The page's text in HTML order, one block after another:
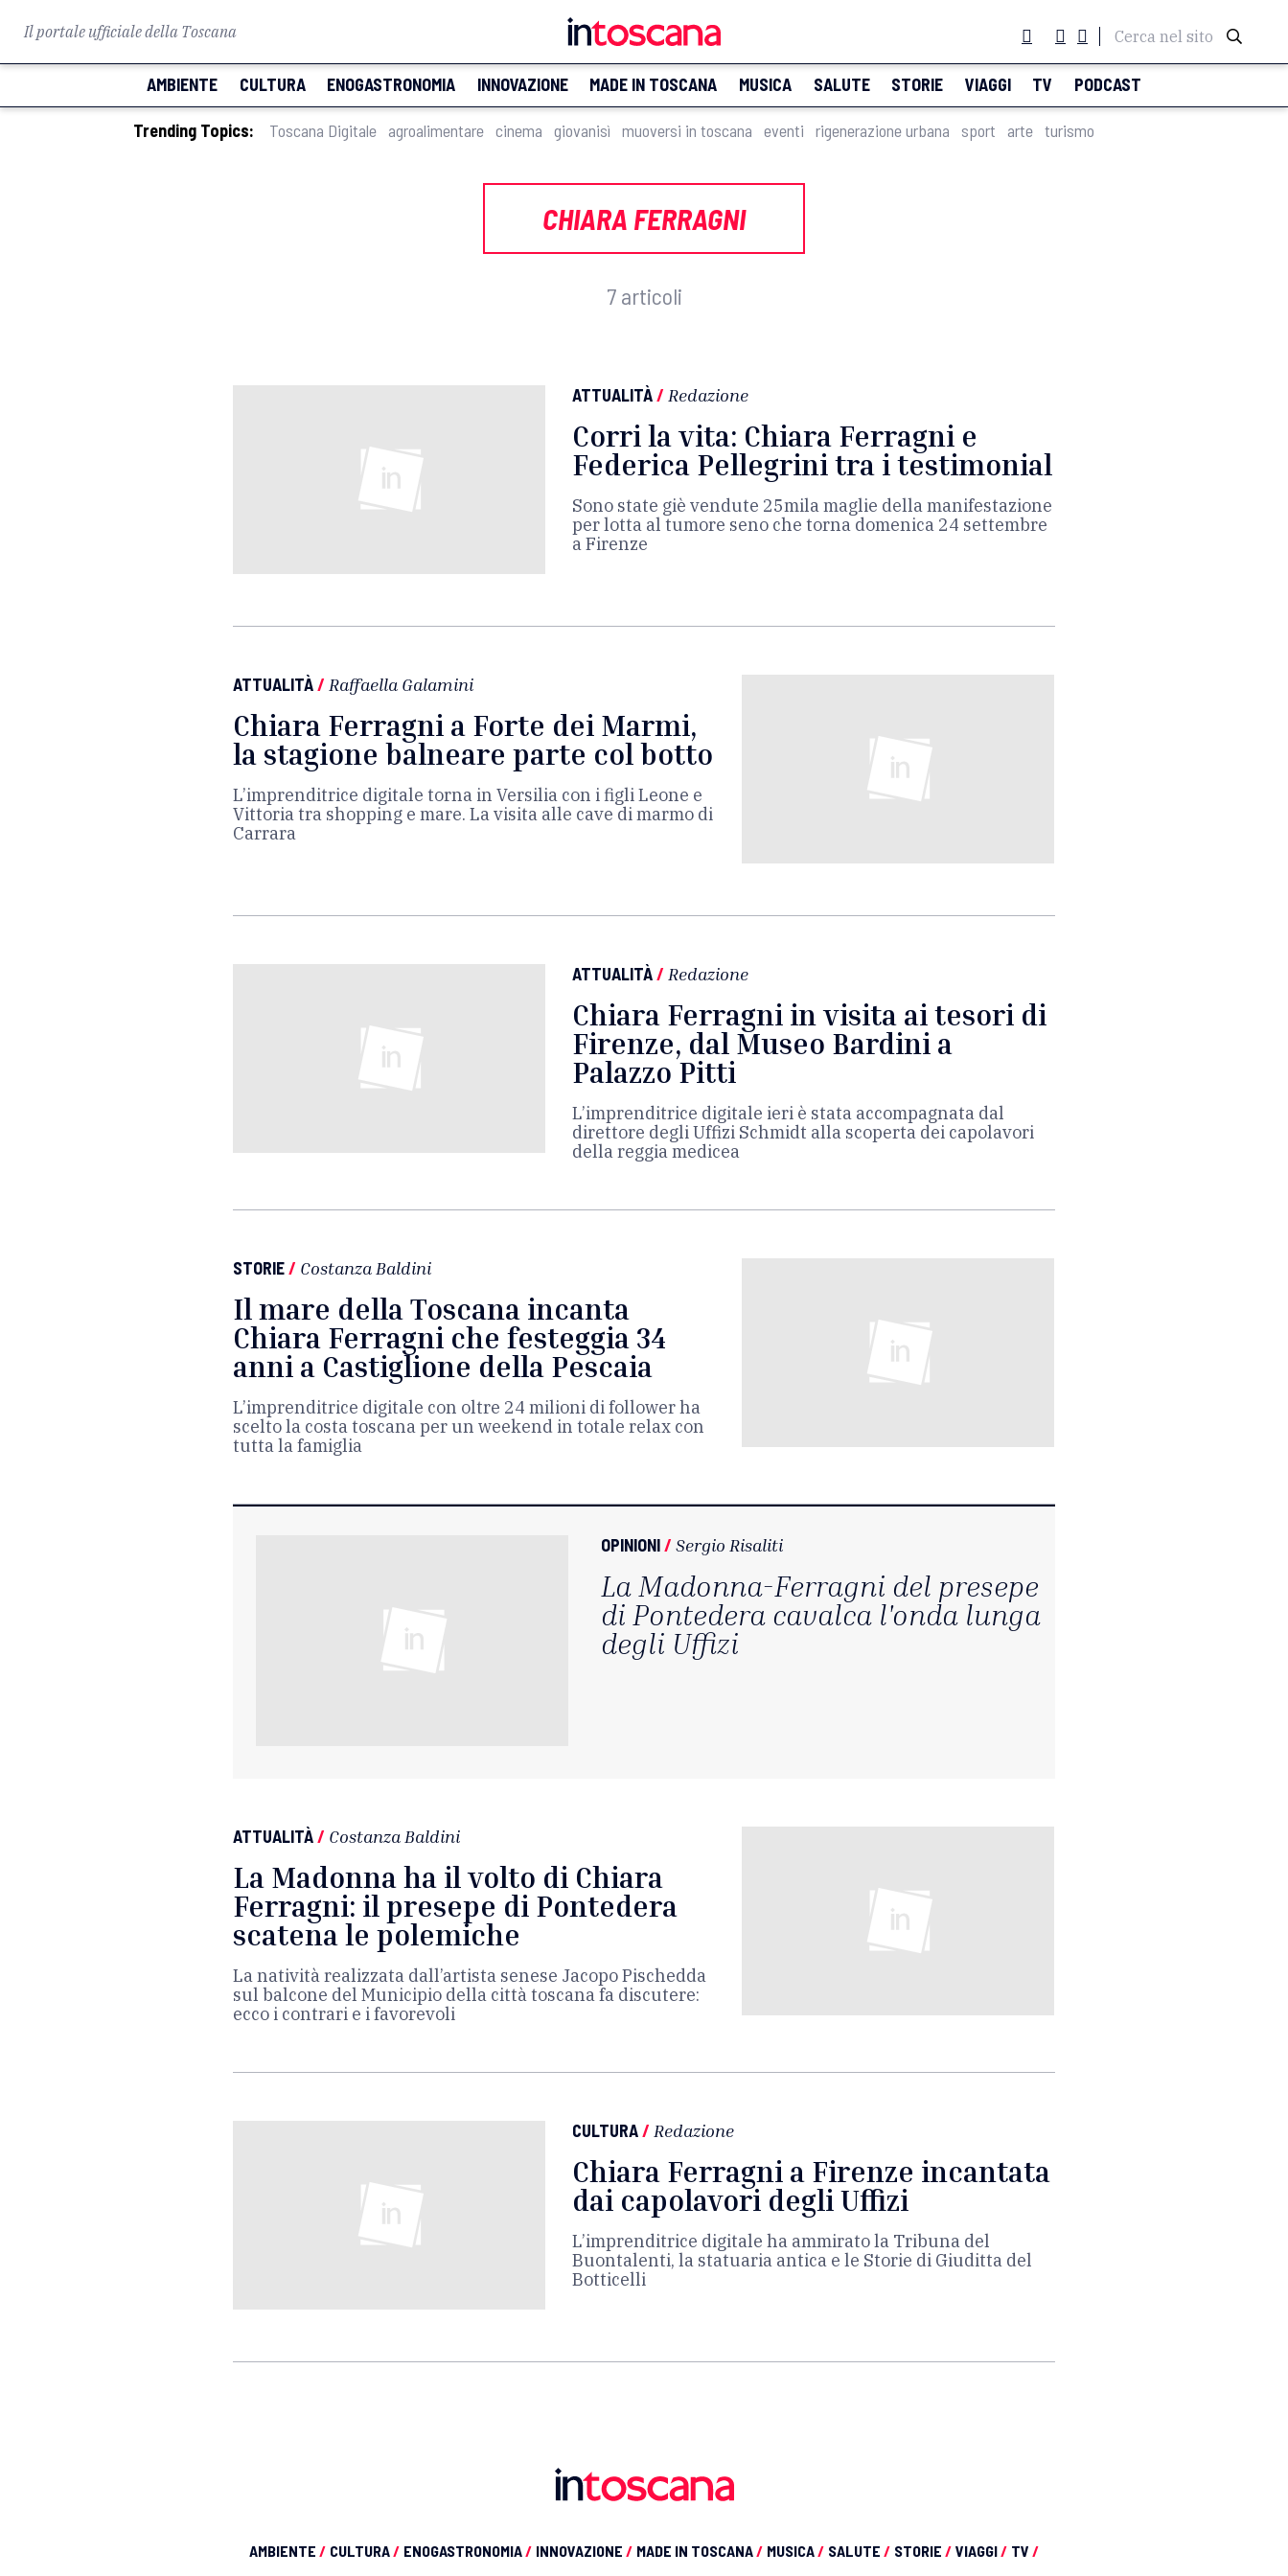
Il portale ufficiale della Toscana Cerca nel sito
AMBIENTE CULTURA ENOGASTRONOMIA INNOVAZIONE MADE IN TOSCANA MUSICA SALUTE STORIE VIAGGI TV PODCAST
Trending Topics: Toscana Digitale agroalimentare cinema giovanisì muoversi in toscana eventi rigenerazione urbana sport arte turismo
CHIARA FERRAGNI
7 articoli
ATTUALITÀ/ Redazione
Corri la vita: Chiara Ferragni e
Federica Pellegrini tra i testimonial
Sono state giè vendute 25mila maglie della manifestazione
per lotta al tumore seno che torna domenica 24 settembre
a Firenze
ATTUALITÀ/ Raffaella Galamini
Chiara Ferragni a Forte dei Marmi,
la stagione balneare parte col botto
L’imprenditrice digitale torna in Versilia con i figli Leone e
Vittoria tra shopping e mare. La visita alle cave di marmo di
Carrara
ATTUALITÀ/ Redazione
Chiara Ferragni in visita ai tesori di
Firenze, dal Museo Bardini a
Palazzo Pitti
L’imprenditrice digitale ieri è stata accompagnata dal
direttore degli Uffizi Schmidt alla scoperta dei capolavori
della reggia medicea
STORIE/ Costanza Baldini
Il mare della Toscana incanta
Chiara Ferragni che festeggia 34
anni a Castiglione della Pescaia
L’imprenditrice digitale con oltre 24 milioni di follower ha
scelto la costa toscana per un weekend in totale relax con
tutta la famiglia
OPINIONI/ Sergio Risaliti
La Madonna-Ferragni del presepe
di Pontedera cavalca l'onda lunga
degli Uffizi
ATTUALITÀ/ Costanza Baldini
La Madonna ha il volto di Chiara
Ferragni: il presepe di Pontedera
scatena le polemiche
La natività realizzata dall’artista senese Jacopo Pischedda
sul balcone del Municipio della città toscana fa discutere:
ecco i contrari e i favorevoli
CULTURA/ Redazione
Chiara Ferragni a Firenze incantata
dai capolavori degli Uffizi
L’imprenditrice digitale ha ammirato la Tribuna del
Buontalenti, la statuaria antica e le Storie di Giuditta del
Botticelli
AMBIENTE / CULTURA/ ENOGASTRONOMIA/ INNOVAZIONE / MADE IN TOSCANA/ MUSICA/ SALUTE / STORIE / VIAGGI/ TV /